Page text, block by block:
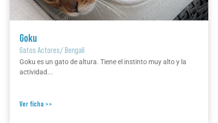
Goku
Gatos Actores/Bengalí
Goku es un gato de altura. Tiene el instinto muy alto y la
actividad...
Ver ficha >>